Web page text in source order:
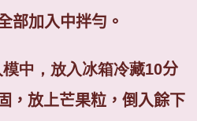
部加入中拌勻。
中，放入冰箱冷藏10分
，放上芒果粒，倒入餘下